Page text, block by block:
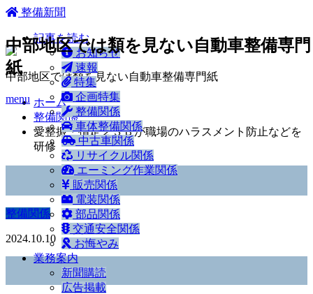
ホーム
記事を読む
お知らせ
速報
特集
企画特集
整備関係
車体整備関係
中古車関係
リサイクル関係
エーミング作業関係
販売関係
電装関係
部品関係
交通安全関係
お悔やみ
業務案内
新聞購読
広告掲載
整備新聞
中部地区では類を見ない自動車整備専門
紙
menu
中部地区では類を見ない自動車整備専門紙
ホーム
整備関係
愛整振・指定２３Ｂが職場のハラスメント防止などを
研修
整備関係
2024.10.10